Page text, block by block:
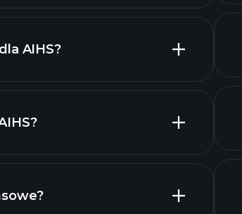
AIHS?
naszą listę akcji